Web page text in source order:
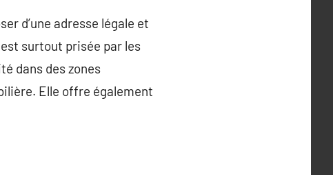
d’une adresse légale et
surtout prisée par les
dans des zones
Elle offre également